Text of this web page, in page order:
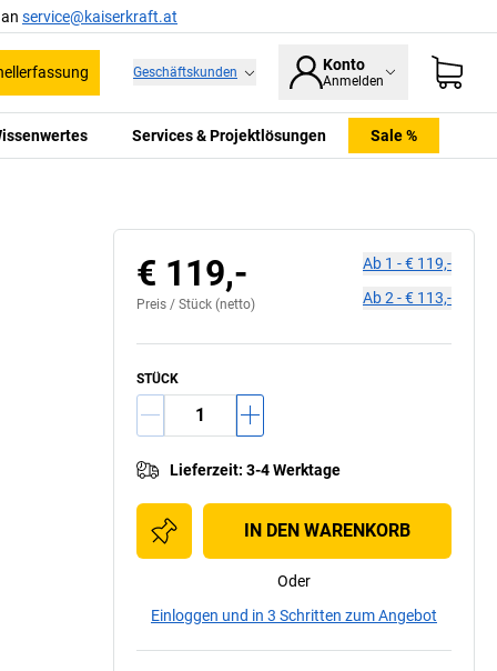
service@kaiserkraft.at
Geschäftskunden Konto
Anmelden
Services & Projektlösungen Sale %
€ 119,-
Preis / Stück (netto)
Ab 1 -€ 119,-
Ab2 -€ 113,-
STÜCK
Lieferzeit: 3-4 Werktage
IN DEN WARENKORB
Oder
Einloggen und in 3 Schritten zum Angebot